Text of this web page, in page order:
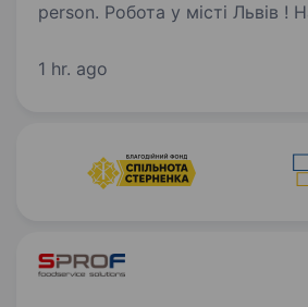
person. Робота у місті Львів ! Набір
спільну мову з новими людьми; Ввічливість
1 hr. ago